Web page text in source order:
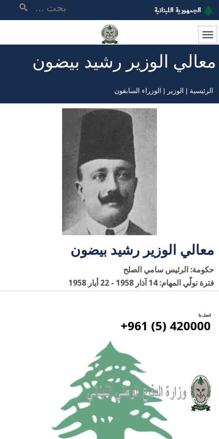
تجاوز
إلى
المحتوى
الرئيسي
معالي الوزير رشيد بيضون
مسار
الرئيسية الوزير الوزراء السابقون
معالي الوزير رشيد بيضون
حكومة: الرئيس سامي الصلح
فترة تولّي المهام: 14 آذار 1958 - 22 أيار 1958
اتصل بنا
420000 (5) 961+